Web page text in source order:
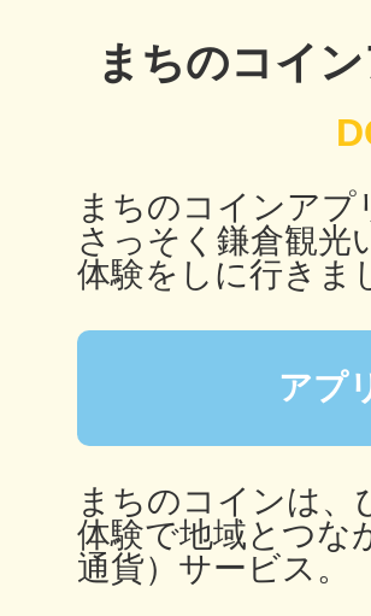
まちのコイ
まちのコインア
さっそく鎌倉観光
体験をしに行きま
アプ
まちのコインは
体験で地域とつな
通貨）サービス。